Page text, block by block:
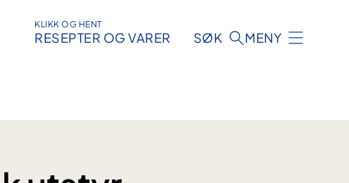
KLIKK OG HENT
RESEPTER OG VARER SØK MENY